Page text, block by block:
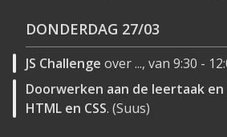
DONDERDAG 27/03
JS Challenge over ..., van 9:30 -
Doorwerken aan de leertaak en
HTML en CSS. (Suus)